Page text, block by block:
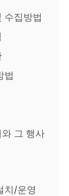
수집방법
법
그 행사
치/운영